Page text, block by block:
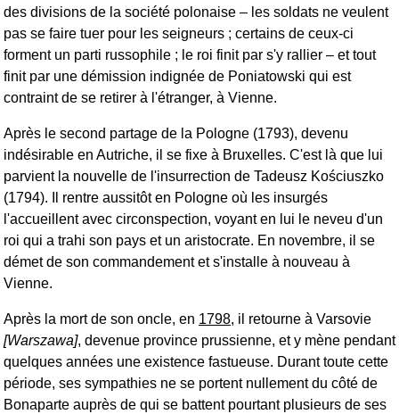
des divisions de la société polonaise ‒ les soldats ne veulent
pas se faire tuer pour les seigneurs ; certains de ceux-ci
forment un parti russophile ; le roi finit par s'y rallier ‒ et tout
finit par une démission indignée de Poniatowski qui est
contraint de se retirer à l'étranger, à Vienne.
Après le second partage de la Pologne (1793), devenu
indésirable en Autriche, il se fixe à Bruxelles. C'est là que lui
parvient la nouvelle de l'insurrection de Tadeusz Kościuszko
(1794). Il rentre aussitôt en Pologne où les insurgés
l'accueillent avec circonspection, voyant en lui le neveu d'un
roi qui a trahi son pays et un aristocrate. En novembre, il se
démet de son commandement et s'installe à nouveau à
Vienne.
Après la mort de son oncle, en 1798, il retourne à Varsovie
[Warszawa], devenue province prussienne, et y mène pendant
quelques années une existence fastueuse. Durant toute cette
période, ses sympathies ne se portent nullement du côté de
Bonaparte auprès de qui se battent pourtant plusieurs de ses